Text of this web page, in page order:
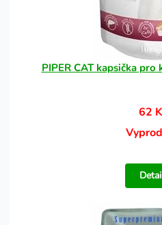
PIPER CAT kapsička
62